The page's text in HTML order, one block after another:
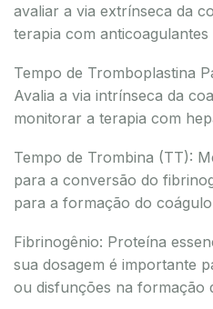
avaliar a via extrínseca da
terapia com anticoagulantes
Tempo de Tromboplastina
Avalia a via intrínseca da
monitorar a terapia com
Tempo de Trombina (TT):
para a conversão do
para a formação do
Fibrinogênio: Proteína
sua dosagem é importante
ou disfunções na formação